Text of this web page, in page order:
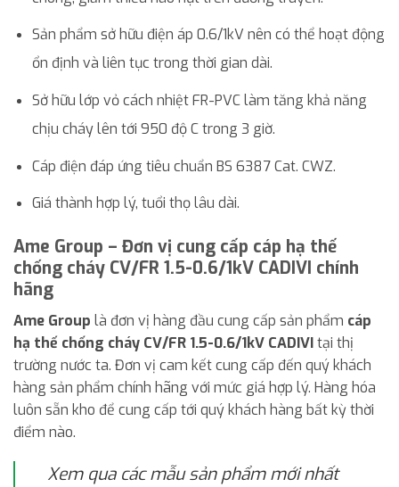
Sản phẩm sở hữu điện áp 0.6/1kV nên có thể hoạt động
ổn định và liên tục trong thời gian dài.
Sở hữu lớp vỏ cách nhiệt FR-PVC làm tăng khả năng
chịu cháy lên tới 950 độ C trong 3 giờ.
Cáp điện đáp ứng tiêu chuẩn BS 6387 Cat. CWZ.
Giá thành hợp lý, tuổi thọ lâu dài.
Ame Group – Đơn vị cung cấp cáp hạ thế
chống cháy CV/FR 1.5-0.6/1kV CADIVI chính
hãng
Ame Group là đơn vị hàng đầu cung cấp sản phẩm cáp
hạ thế chống cháy CV/FR 1.5-0.6/1kV CADIVItại thị
trường nước ta. Đơn vị cam kết cung cấp đến quý khách
hàng sản phẩm chính hãng với mức giá hợp lý. Hàng hóa
luôn sẵn kho để cung cấp tới quý khách hàng bất kỳ thời
điểm nào.
Xem qua các mẫu sản phẩm mới nhất